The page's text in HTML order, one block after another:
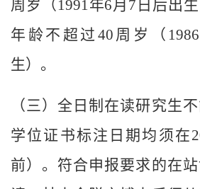
周岁（1991年6月7日后出
年龄不超过40周岁（
生）。
（三）全日制在读研究生
学位证书标注日期均须在
前）。符合申报要求的在